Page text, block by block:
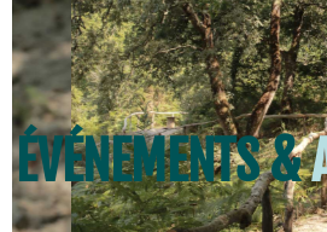
ÉVÉNEMENTS &